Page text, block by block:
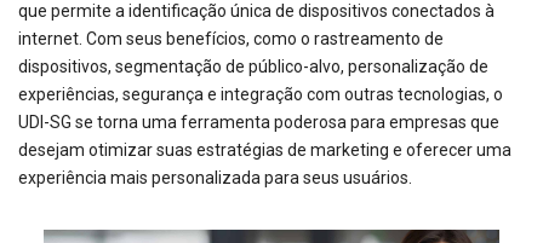
que permite a identificação única de dispositivos conectados à
internet. Com seus benefícios, como o rastreamento de
dispositivos, segmentação de público-alvo, personalização de
experiências, segurança e integração com outras tecnologias, o
UDI-SG se torna uma ferramenta poderosa para empresas que
desejam otimizar suas estratégias de marketing e oferecer uma
experiência mais personalizada para seus usuários.